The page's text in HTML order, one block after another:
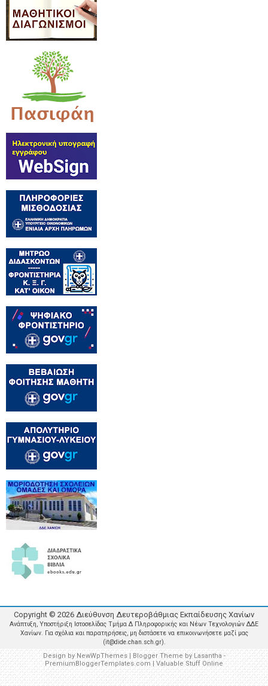
Copyright © 2026 Διεύθυνση Δευτεροβάθμιας Εκπαίδευσης Χανίων
Ανάπτυξη, Υποστήριξη Ιστοσελίδας Τμήμα Δ Πληροφορικής και Νέων Τεχνολογιών ΔΔΕ
Χανίων. Για σχόλια και παρατηρήσεις, μη διστάσετε να επικοινωνήσετε μαζί μας
(it@dide.chan.sch.gr).
Design byNewWpThemes| Blogger Theme byLasantha-
PremiumBloggerTemplates.com|Valuable Stuff Online